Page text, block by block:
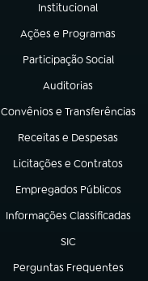
Institucional
(abre em nova aba)
Ações e Programas
(abre em nova aba)
Participação Social
(abre em nova aba)
Auditorias
(abre em nova aba)
Convênios e Transferências
(abre em nova aba)
Receitas e Despesas
(abre em nova aba)
Licitações e Contratos
(abre em nova aba)
Empregados Públicos
(abre em nova aba)
Informações Classificadas
(abre em nova aba)
SIC
(abre em nova aba)
Perguntas Frequentes
(abre em nova aba)